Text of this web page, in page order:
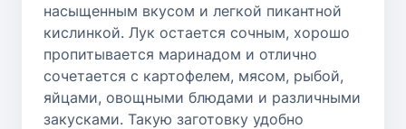
насыщенным вкусом и легкой пикантной
кислинкой. Лук остается сочным, хорошо
пропитывается маринадом и отлично
сочетается с картофелем, мясом, рыбой,
яйцами, овощными блюдами и различными
закусками. Такую заготовку удобно